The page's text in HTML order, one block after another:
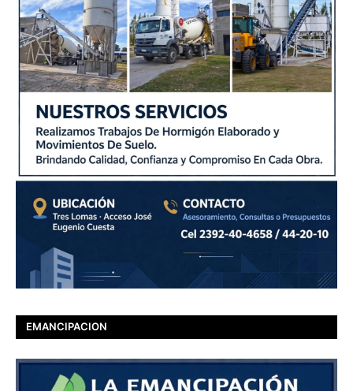
EMANCIPACION